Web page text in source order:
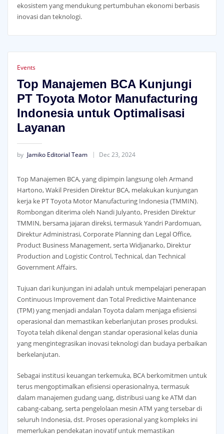
ekosistem yang mendukung pertumbuhan ekonomi berbasis
inovasi dan teknologi.
Events
Top Manajemen BCA Kunjungi
PT Toyota Motor Manufacturing
Indonesia untuk Optimalisasi
Layanan
by Jamiko Editorial Team Dec 23, 2024
Top Manajemen BCA, yang dipimpin langsung oleh Armand
Hartono, Wakil Presiden Direktur BCA, melakukan kunjungan
kerja ke PT Toyota Motor Manufacturing Indonesia (TMMIN).
Rombongan diterima oleh Nandi Julyanto, Presiden Direktur
TMMIN, bersama jajaran direksi, termasuk Yandri Pardomuan,
Direktur Administrasi, Corporate Planning dan Legal Office,
Product Business Management, serta Widjanarko, Direktur
Production and Logistic Control, Technical, dan Technical
Government Affairs.
Tujuan dari kunjungan ini adalah untuk mempelajari penerapan
Continuous Improvement dan Total Predictive Maintenance
(TPM) yang menjadi andalan Toyota dalam menjaga efisiensi
operasional dan memastikan keberlanjutan proses produksi.
Toyota telah dikenal dengan standar operasional kelas dunia
yang mengintegrasikan inovasi teknologi dan budaya perbaikan
berkelanjutan.
Sebagai institusi keuangan terkemuka, BCA berkomitmen untuk
terus mengoptimalkan efisiensi operasionalnya, termasuk
dalam manajemen gudang uang, distribusi uang ke ATM dan
cabang-cabang, serta pengelolaan mesin ATM yang tersebar di
seluruh Indonesia, dst. Proses operasional yang kompleks ini
memerlukan pendekatan inovatif untuk memastikan